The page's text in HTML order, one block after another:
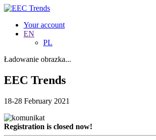
Your account
EN
PL
Ładowanie obrazka...
EEC Trends
18-28 February 2021
Registration is closed now!